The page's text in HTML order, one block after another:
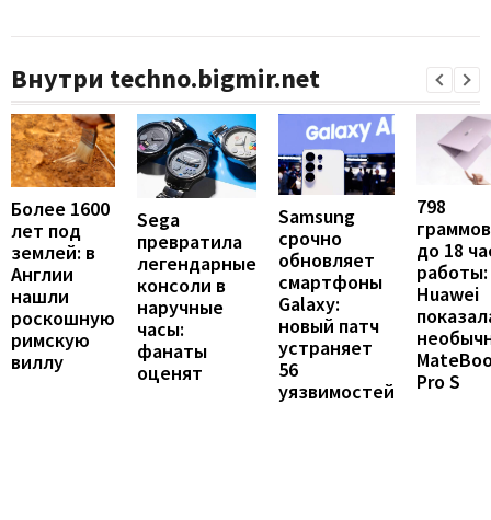
Внутри techno.bigmir.net
Более 1600
лет под
землей: в
Англии
нашли
роскошную
римскую
виллу
Sega
превратила
легендарные
консоли в
наручные
часы:
фанаты
оценят
Samsung
срочно
обновляет
смартфоны
Galaxy:
новый патч
устраняет
56
уязвимостей
798
до 18
работы:
Huawei
Pro S